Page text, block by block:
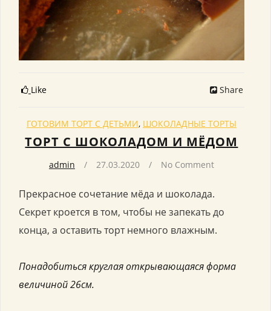
Like Share
ГОТОВИМ ТОРТ С ДЕТЬМИ, ШОКОЛАДНЫЕ ТОРТЫ
ТОРТ С ШОКОЛАДОМ И МЁДОМ
admin 27.03.2020 No Comment
Прекрасное сочетание мёда и шоколада.
Секрет кроется в том, чтобы не запекать до
конца, а оставить торт немного влажным.
Понадобиться круглая открывающаяся форма
величиной 26см.